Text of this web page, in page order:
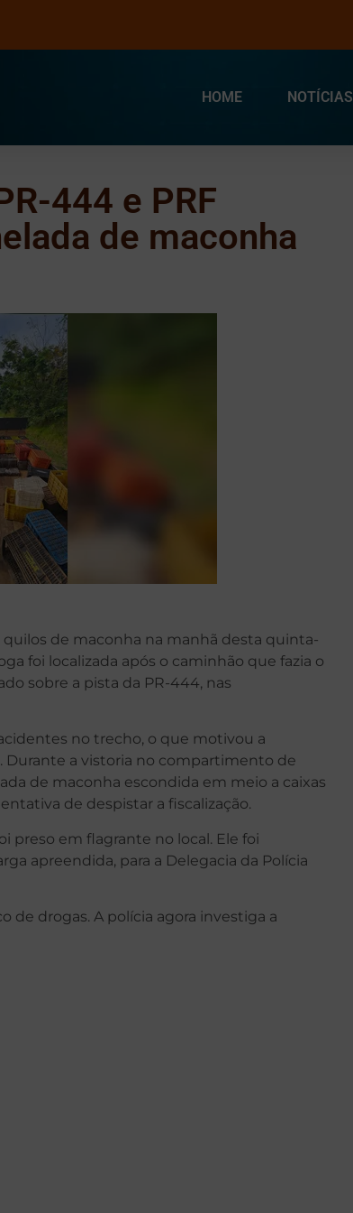
HOME NOTÍCIAS
444 e PRF
de maconha
quilos de maconha na manhã desta quinta-
foi localizada após o caminhão que fazia o
sobre a pista da PR-444, nas
no trecho, o que motivou a
a vistoria no compartimento de
de maconha escondida em meio a caixas
de despistar a fiscalização.
preso em flagrante no local. Ele foi
apreendida, para a Delegacia da Polícia
de drogas. A polícia agora investiga a